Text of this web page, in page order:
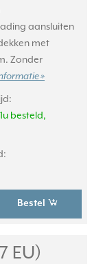
aansluiten
met
Zonder
»
besteld,
Bestel
EU)